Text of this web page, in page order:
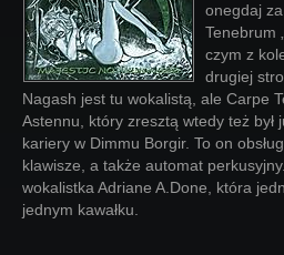
onegdaj
Tenebrum
czym z
drugiej
Nagash jest tu wokalistą, ale Carpe
Astennu, który zresztą wtedy też był
kariery w Dimmu Borgir. To on
klawisze, a także automat
wokalistka Adriane A.Done, która
jednym kawałku.